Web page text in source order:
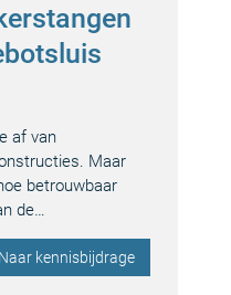
af van
Maar
betrouwbaar
de…
Naar kennisbijdrage